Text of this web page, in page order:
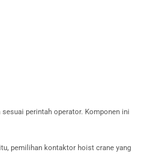
perintah operator. Komponen ini
pemilihan kontaktor hoist crane yang